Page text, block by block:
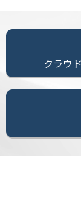
クラウ